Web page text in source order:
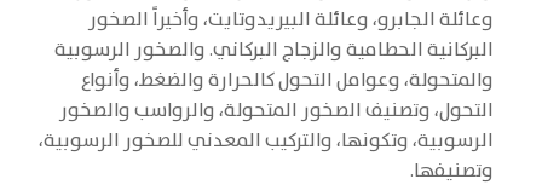
وعائلة الجابرو، وعائلة البيريدوتايت، وأخيراً الصخور
البركانية الحطامية والزجاج البركاني. والصخور الرسوبية
والمتحولة، وعوامل التحول كالحرارة والضغط، وأنواع
التحول، وتصنيف الصخور المتحولة، والرواسب والصخور
الرسوبية، وتكونها، والتركيب المعدني للصخور الرسوبية،
وتصنيفها.